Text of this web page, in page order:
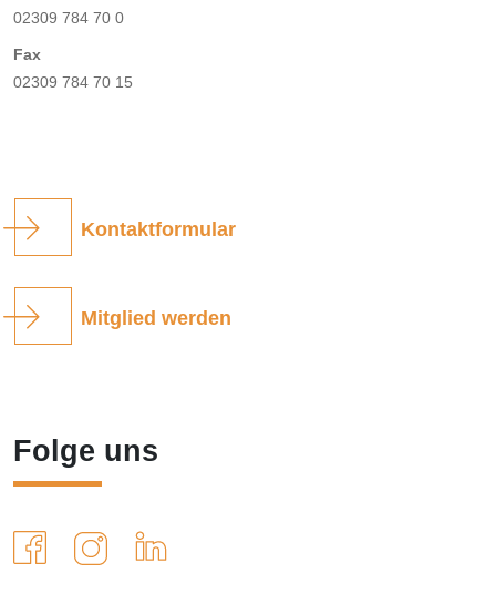
02309 784 70 0
Fax
02309 784 70 15
Kontaktformular
Mitglied werden
Folge uns